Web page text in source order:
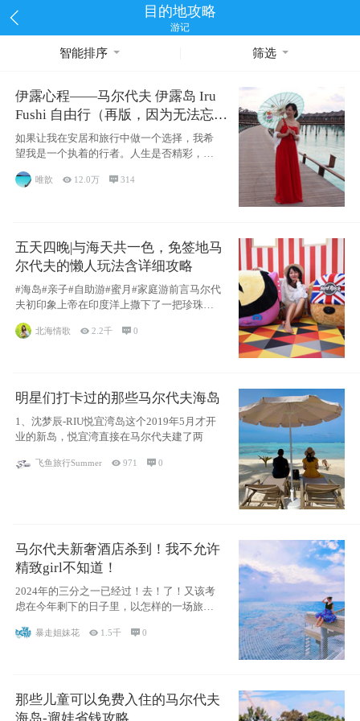
目的地攻略
游记
智能排序 筛选
伊露心程——马尔代夫 伊露岛 Iru
Fushi 自由行（再版，因为无法忘却
的留恋）
如果让我在安居和旅行中做一个选择，我希
望我是一个执着的行者。人生是否精彩，都
源于自己
唯歆  12.0万  314
五天四晚|与海天共一色，免签地马
尔代夫的懒人玩法含详细攻略
#海岛#亲子#自助游#蜜月#家庭游前言马尔代
夫初印象上帝在印度洋上撒下了一把珍珠，
北海情歌 2.2千 0
明星们打卡过的那些马尔代夫海岛
1、沈梦辰-RIU悦宜湾岛这个2019年5月才开
业的新岛，悦宜湾直接在马尔代夫建了两
飞鱼旅行Summer 971 0
马尔代夫新奢酒店杀到！我不允许
精致girl不知道！
2024年的三分之一已经过！去！了！又该考
虑在今年剩下的日子里，以怎样的一场旅行
暴走姐妹花  1.5千 0
那些儿童可以免费入住的马尔代夫